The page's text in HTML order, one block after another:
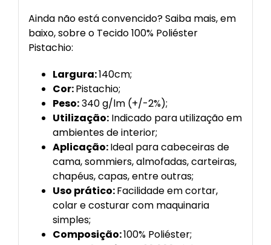
Ainda não está convencido? Saiba mais, em
baixo, sobre o Tecido 100% Poliéster
Pistachio:
Largura:140cm;
Cor:Pistachio;
Peso:340 g/lm (+/-2%);
Utilização:Indicado para utilização em
ambientes de interior;
Aplicação:Ideal para cabeceiras de
cama, sommiers, almofadas, carteiras,
chapéus, capas, entre outras;
Uso prático:Facilidade em cortar,
colar e costurar com maquinaria
simples;
Composição:100% Poliéster;